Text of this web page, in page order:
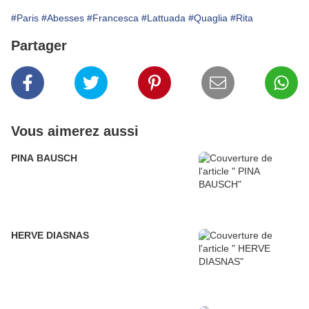
#Paris #Abesses #Francesca #Lattuada #Quaglia #Rita
Partager
Vous aimerez aussi
PINA BAUSCH
HERVE DIASNAS